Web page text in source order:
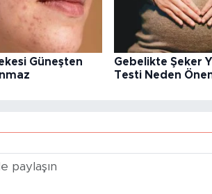
Güneşten
Gebelikte Şeker
Testi Neden